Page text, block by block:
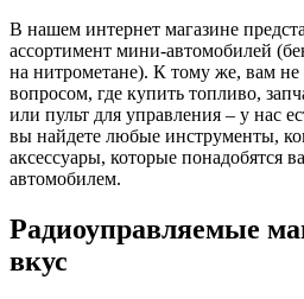
В нашем интернет магазине
ассортимент мини-автомобилей
на нитрометане). К тому же, вам не
вопросом, где купить топливо,
или пульт для управления – у нас
вы найдете любые инструменты,
аксессуары, которые понадобятся
автомобилем.
Радиоуправляемые
вкус